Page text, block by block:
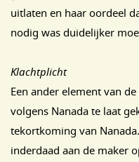
uitlaten en haar oordeel
nodig was duidelijker
Klachtplicht
Een ander element van
volgens Nanada te laat
tekortkoming van
inderdaad aan de maker